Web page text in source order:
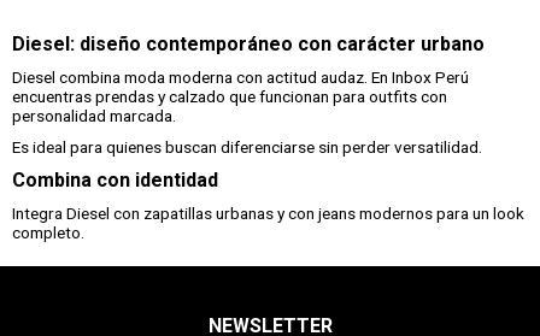
Diesel: diseño contemporáneo con carácter urbano
Diesel combina moda moderna con actitud audaz. En Inbox Perú
encuentras prendas y calzado que funcionan para outfits con
personalidad marcada.
Es ideal para quienes buscan diferenciarse sin perder versatilidad.
Combina con identidad
Integra Diesel con zapatillas urbanas y con jeans modernos para un look
completo.
NEWSLETTER